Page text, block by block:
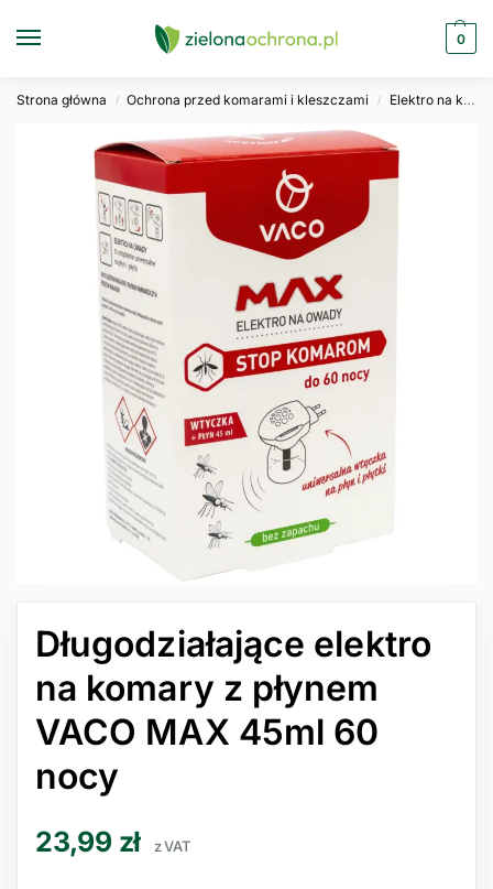
0
Strona główna / Ochrona przed komarami i kleszczami / Elektro na komary
Długodziałające elektro
na komary z płynem
VACO MAX 45ml 60
nocy
23,99 zł z VAT